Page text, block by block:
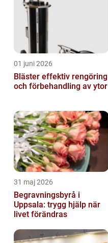
01 juni 2026
Bläster effektiv rengöring
och förbehandling av ytor
31 maj 2026
Begravningsbyrå i
Uppsala: trygg hjälp när
livet förändras